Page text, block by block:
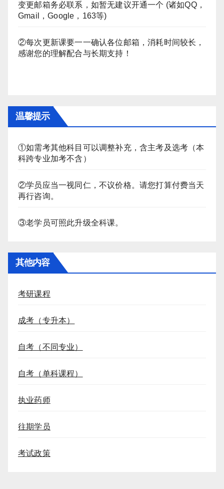
变更邮箱务必联系，如暂无建议开通一个 (诸如QQ，
Gmail，Google，163等)
②每次更新课要一一确认各位邮箱，消耗时间较长，
感谢您的理解配合与长期支持！
温馨提示
①如需考其他科目可以调整补充，含主考及选考（本
科跨专业加考不含）
②学员应当一视同仁，不议价格。请您打算付费当天
再行咨询。
③老学员可照此升级全科课。
其他内容
考研课程
成考（专升本）
自考（不同专业）
自考（单科课程）
执业药师
往期学员
考试政策